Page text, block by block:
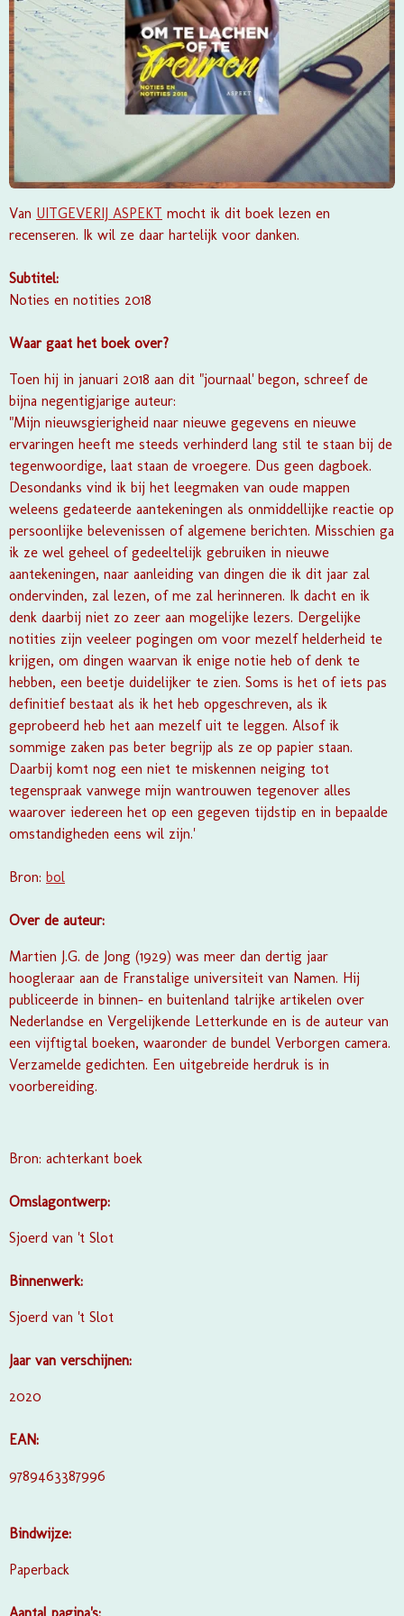
Van UITGEVERIJ ASPEKT mocht ik dit boek lezen en
recenseren. Ik wil ze daar hartelijk voor danken.
Subtitel:
Noties en notities 2018
Waar gaat het boek over?
Toen hij in januari 2018 aan dit "journaal' begon, schreef de
bijna negentigjarige auteur:
"Mijn nieuwsgierigheid naar nieuwe gegevens en nieuwe
ervaringen heeft me steeds verhinderd lang stil te staan bij de
tegenwoordige, laat staan de vroegere. Dus geen dagboek.
Desondanks vind ik bij het leegmaken van oude mappen
weleens gedateerde aantekeningen als onmiddellijke reactie op
persoonlijke belevenissen of algemene berichten. Misschien ga
ik ze wel geheel of gedeeltelijk gebruiken in nieuwe
aantekeningen, naar aanleiding van dingen die ik dit jaar zal
ondervinden, zal lezen, of me zal herinneren. Ik dacht en ik
denk daarbij niet zo zeer aan mogelijke lezers. Dergelijke
notities zijn veeleer pogingen om voor mezelf helderheid te
krijgen, om dingen waarvan ik enige notie heb of denk te
hebben, een beetje duidelijker te zien. Soms is het of iets pas
definitief bestaat als ik het heb opgeschreven, als ik
geprobeerd heb het aan mezelf uit te leggen. Alsof ik
sommige zaken pas beter begrijp als ze op papier staan.
Daarbij komt nog een niet te miskennen neiging tot
tegenspraak vanwege mijn wantrouwen tegenover alles
waarover iedereen het op een gegeven tijdstip en in bepaalde
omstandigheden eens wil zijn.'
Bron: bol
Over de auteur:
Martien J.G. de Jong (1929) was meer dan dertig jaar
hoogleraar aan de Franstalige universiteit van Namen. Hij
publiceerde in binnen- en buitenland talrijke artikelen over
Nederlandse en Vergelijkende Letterkunde en is de auteur van
een vijftigtal boeken, waaronder de bundel Verborgen camera.
Verzamelde gedichten. Een uitgebreide herdruk is in
voorbereiding.
Bron: achterkant boek
Omslagontwerp:
Sjoerd van 't Slot
Binnenwerk:
Sjoerd van 't Slot
Jaar van verschijnen:
2020
EAN:
9789463387996
Bindwijze:
Paperback